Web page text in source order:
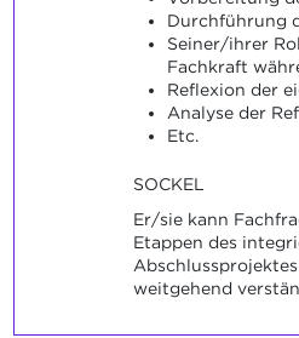
Durchführung
Seiner/ihrer
Fachkraft
Reflexion der
Analyse der
Etc.
SOCKEL
Er/sie kann
Etappen des
weitgehend